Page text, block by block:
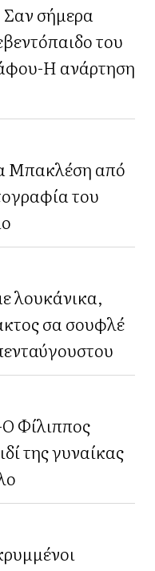
σήμερα
του
Η ανάρτηση
Μπακλέση από
του
λουκάνικα,
σα σουφλέ
Φίλιππος
της γυναίκας